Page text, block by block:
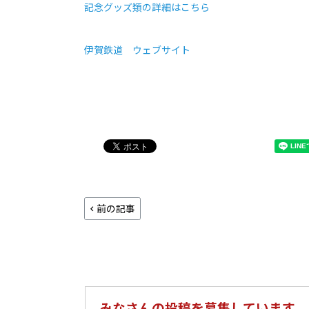
記念グッズ類の詳細はこちら
伊賀鉄道 ウェブサイト
前の記事